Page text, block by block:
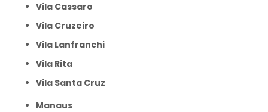
Vila Cassaro
Vila Cruzeiro
Vila Lanfranchi
Vila Rita
Vila Santa Cruz
Manaus